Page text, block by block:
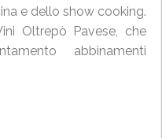
e dello show cooking.
Oltrepò Pavese, che
abbinamenti